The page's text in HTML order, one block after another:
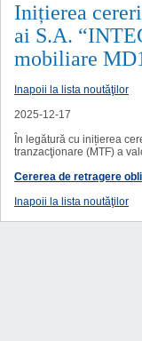
​​​​​Inițierea
ai S.A.
mobiliare
Inapoii la lista noutăţilor
2025-12-17
În legătură cu inițierea
tranzacţionare (MTF) a
Cererea de retragere
Inapoii la lista noutăţilor